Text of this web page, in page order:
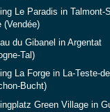
Le Paradis in Talmont-
(Vendée)
du Gibanel in Argentat
Tal)
La Forge in La-Teste-
Bucht)
Green Village in